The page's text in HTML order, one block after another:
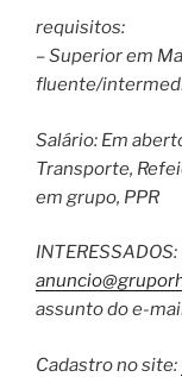
requisitos:
– Superior em
fluente/
Salário: Em
Transporte,
em grupo, PPR
assunto do e-
Cadastro no site: